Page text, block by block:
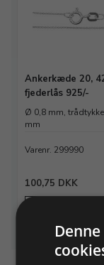
Ankerkæde 20,
fjederlås 925/-
Ø 0,8 mm,
mm
Varenr. 299990
100,75 DKK